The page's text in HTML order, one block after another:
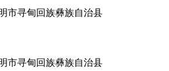
市寻甸回族彝族自治县
市寻甸回族彝族自治县